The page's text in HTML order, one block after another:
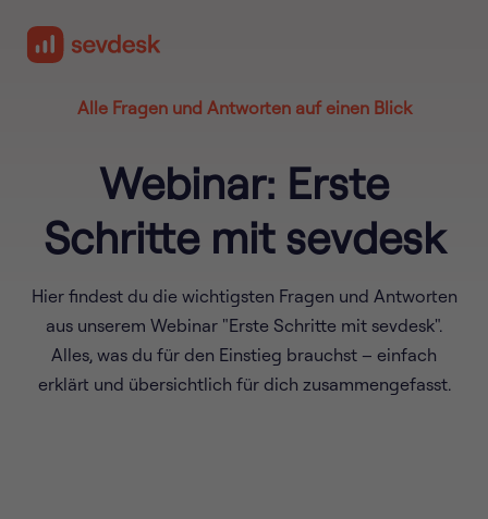
Alle Fragen und Antworten auf einen Blick
Webinar: Erste
Schritte mit sevdesk
Hier findest du die wichtigsten Fragen und Antworten
aus unserem Webinar "Erste Schritte mit sevdesk".
Alles, was du für den Einstieg brauchst – einfach
erklärt und übersichtlich für dich zusammengefasst.